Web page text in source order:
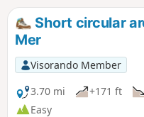
Culturel International.
chaque année lors de
Short circular
Mer
Visorando Member
3.70 mi
+171 ft
Easy